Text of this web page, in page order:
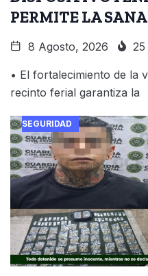
PERMITE LA
8 Agosto, 2026 25
• El fortalecimiento de la
recinto ferial garantiza la
SEGURIDAD